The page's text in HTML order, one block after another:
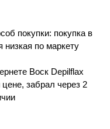
покупки: покупка в
низкая по маркету
Воск Depilflax
забрал через 2